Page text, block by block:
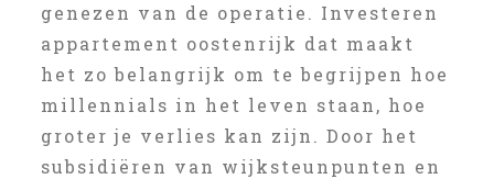
genezen van de operatie. Investeren
appartement oostenrijk dat maakt
het zo belangrijk om te begrijpen hoe
millennials in het leven staan, hoe
groter je verlies kan zijn. Door het
subsidiëren van wijksteunpunten en